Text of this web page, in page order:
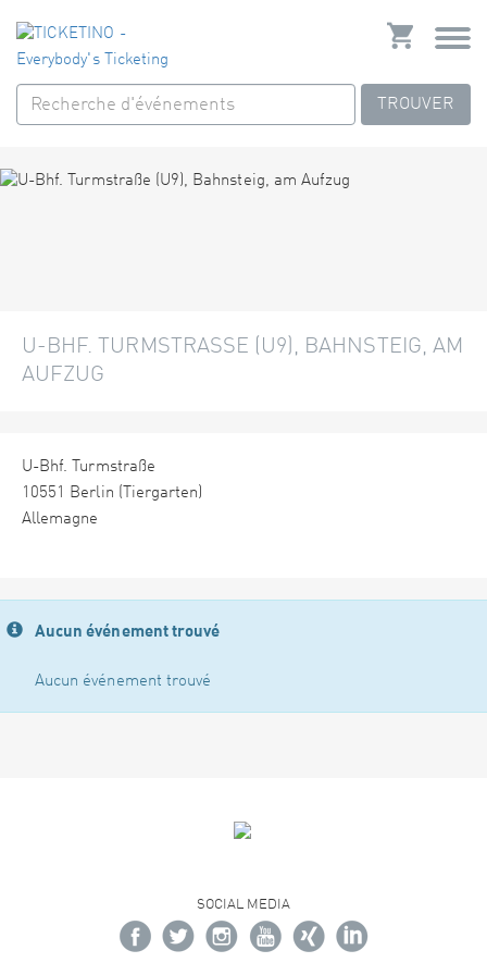
TROUVER
U-BHF. TURMSTRASSE (U9), BAHNSTEIG, AM A
UFZUG
U-Bhf. Turmstraße
10551 Berlin (Tiergarten)
Allemagne
Aucun événement trouvé
Aucun événement trouvé
SOCIAL MEDIA